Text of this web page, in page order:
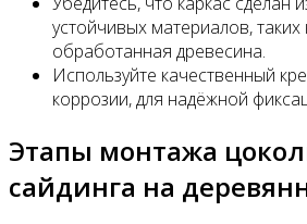
устойчивых материалов, таких
обработанная древесина.
Используйте качественный
коррозии, для надёжной
Этапы монтажа
сайдинга на